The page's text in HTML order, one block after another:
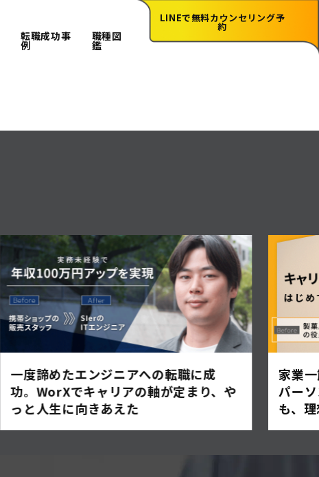
転職成功事
例
職種図
鑑
LINEで無料カウンセリング予
約
一度諦めたエンジニアへの転職に成
功。WorXでキャリアの軸が定まり、や
っと人生に向きあえた
家業
パー
も、